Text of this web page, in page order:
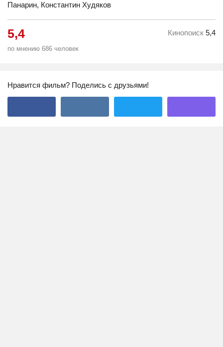
Панарин, Константин Худяков
5,4
по мнению 686 человек
Кинопоиск 5,4
Нравится фильм? Поделись с друзьями!